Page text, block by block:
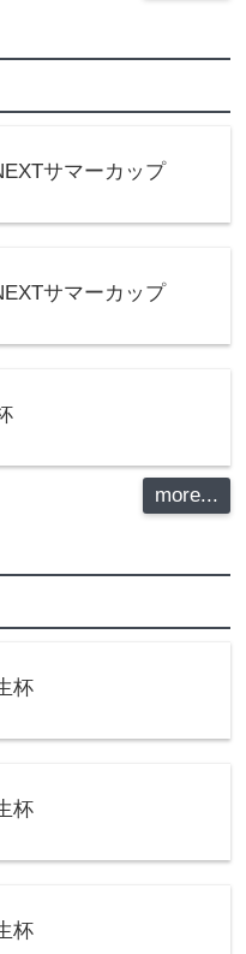
サマーカップ
サマーカップ
more...
杯
杯
杯